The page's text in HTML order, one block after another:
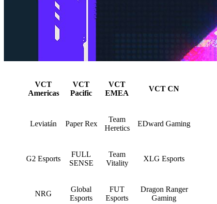
VCT
Americas
VCT
Pacific
VCT
EMEA
VCT CN
Leviatán Paper Rex
Team
Heretics
EDward Gaming
G2 Esports
FULL
SENSE
Team
Vitality
XLG Esports
NRG
Global
Esports
FUT
Esports
Dragon Ranger
Gaming